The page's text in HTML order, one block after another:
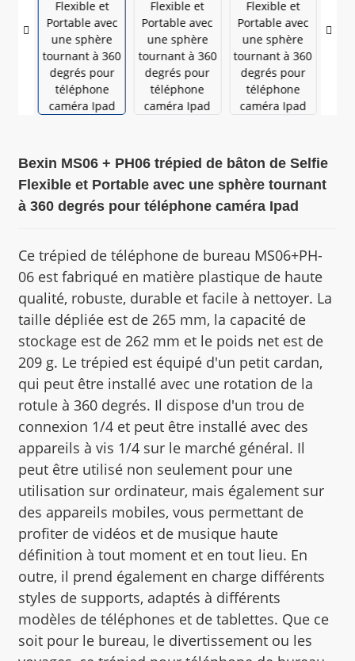
Bexin MS06 + PH06 trépied de bâton de Selfie
Flexible et Portable avec une sphère tournant
à 360 degrés pour téléphone caméra Ipad
Ce trépied de téléphone de bureau MS06+PH-
06 est fabriqué en matière plastique de haute
qualité, robuste, durable et facile à nettoyer. La
taille dépliée est de 265 mm, la capacité de
stockage est de 262 mm et le poids net est de
209 g. Le trépied est équipé d'un petit cardan,
qui peut être installé avec une rotation de la
rotule à 360 degrés. Il dispose d'un trou de
connexion 1/4 et peut être installé avec des
appareils à vis 1/4 sur le marché général. Il
peut être utilisé non seulement pour une
utilisation sur ordinateur, mais également sur
des appareils mobiles, vous permettant de
profiter de vidéos et de musique haute
définition à tout moment et en tout lieu. En
outre, il prend également en charge différents
styles de supports, adaptés à différents
modèles de téléphones et de tablettes. Que ce
soit pour le bureau, le divertissement ou les